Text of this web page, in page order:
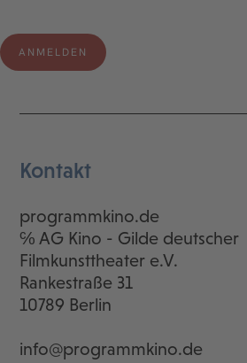
Kontakt
programmkino.de
℅ AG Kino - Gilde deutscher
Filmkunsttheater e.V.
Rankestraße 31
10789 Berlin
info@programmkino.de